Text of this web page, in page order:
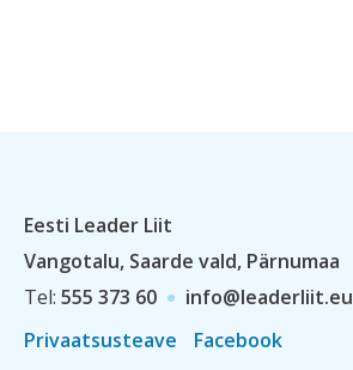
Eesti Leader Liit
Vangotalu, Saarde vald, Pärnumaa
Tel: 555 373 60
info@leaderliit.eu
Privaatsusteave
Facebook